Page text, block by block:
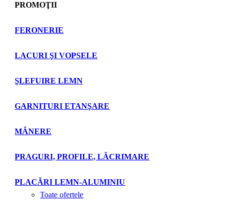
PROMOŢII
FERONERIE
LACURI ŞI VOPSELE
ŞLEFUIRE LEMN
GARNITURI ETANŞARE
MÂNERE
PRAGURI, PROFILE, LĂCRIMARE
PLACĂRI LEMN-ALUMINIU
Toate ofertele